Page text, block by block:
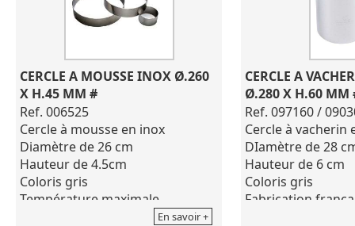
CERCLE A MOUSSE INOX Ø.260
X H.45 MM #
Ref. 006525
Cercle à mousse en inox
Diamètre de 26 cm
Hauteur de 4.5cm
Coloris gris
Température maximale
d'utilisation supporté 300°C.
En savoir +
CERCLE A
Ø.280 X H.60 MM
Ref. 097160 /
Cercle à vacherin
DIamètre de 28
Hauteur de 6 cm
Coloris gris
Fabrication